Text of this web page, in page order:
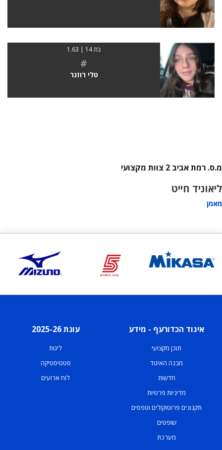
בת 14 | 1.63
#
טלי רוזנר
מ.ס. רמת אביב 2 צוות מקצועי
ליאוניד חייט
מאמן
איגוד הכדורעף - מידע
תוכן מקצועי
מבנה האיגוד
חדשות
מדיניות פרטיות
תקנונים פרוטוקולים וטפסים
שופטים
מערכת
עונת 2025-26
ליגות
סטטיסטיקה
לוח ארועים